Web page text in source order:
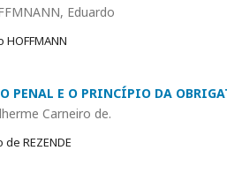
Eduardo
PENAL E O PRINCÍPIO DA
Carneiro de.
REZENDE